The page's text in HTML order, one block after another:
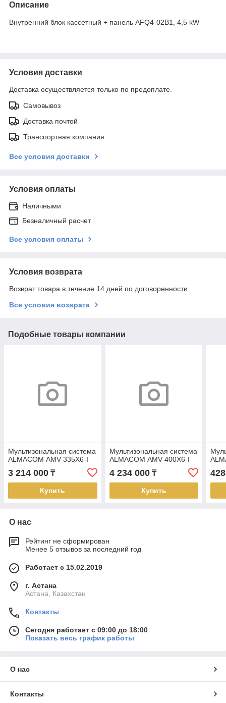
Описание
Внутренний блок кассетный + панель AFQ4-02B1, 4,5 kW
Условия доставки
Доставка осуществляется только по предоплате.
Самовывоз
Доставка почтой
Транспортная компания
Все условия доставки
Условия оплаты
Наличными
Безналичный расчет
Все условия оплаты
Условия возврата
Возврат товара в течение 14 дней по договоренности
Все условия возврата
Подобные товары компании
Мультизональная система
ALMACOM АMV-335Х6-I
3 214 000 ₸
Купить
Мультизональная система
ALMACOM АMV-400Х6-I
4 234 000₸
Купить
О нас
Рейтинг не сформирован
Менее 5 отзывов за последний год
Работает с 15.02.2019
г. Астана
Астана, Казахстан
Контакты
Сегодня работает с 09:00 до 18:00
Показать весь график работы
О нас
Контакты